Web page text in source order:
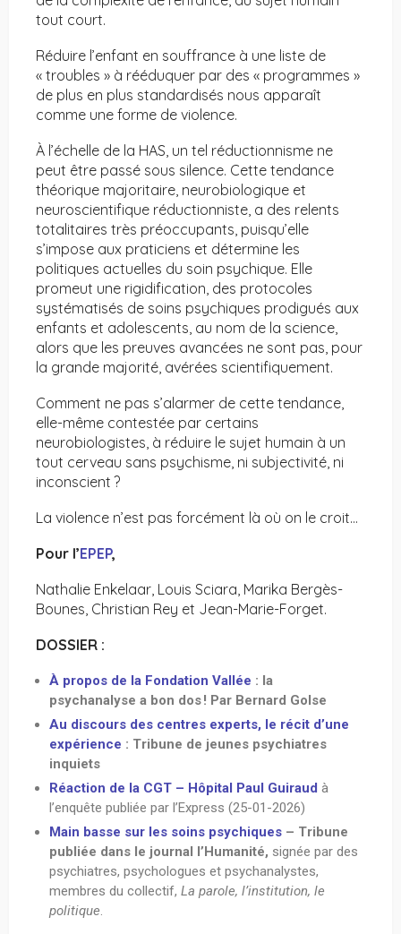
tout court.
Réduire l’enfant en souffrance à une liste de
« troubles » à rééduquer par des « programmes »
de plus en plus standardisés nous apparaît
comme une forme de violence.
À l’échelle de la HAS, un tel réductionnisme ne
peut être passé sous silence. Cette tendance
théorique majoritaire, neurobiologique et
neuroscientifique réductionniste, a des relents
totalitaires très préoccupants, puisqu’elle
s’impose aux praticiens et détermine les
politiques actuelles du soin psychique. Elle
promeut une rigidification, des protocoles
systématisés de soins psychiques prodigués aux
enfants et adolescents, au nom de la science,
alors que les preuves avancées ne sont pas, pour
la grande majorité, avérées scientifiquement.
Comment ne pas s’alarmer de cette tendance,
elle-même contestée par certains
neurobiologistes, à réduire le sujet humain à un
tout cerveau sans psychisme, ni subjectivité, ni
inconscient ?
La violence n’est pas forcément là où on le croit…
Pour l’EPEP,
Nathalie Enkelaar, Louis Sciara, Marika Bergès-
Bounes, Christian Rey et Jean-Marie-Forget.
DOSSIER :
À propos de la Fondation Vallée : la
psychanalyse a bon dos! Par Bernard Golse
Au discours des centres experts, le récit d’une
expérience : Tribune de jeunes psychiatres
inquiets
Réaction de la CGT – Hôpital Paul Guiraud à
l’enquête publiée par l’Express (25-01-2026)
Main basse sur les soins psychiques – Tribune
publiée dans le journal l’Humanité, signée par des
psychiatres, psychologues et psychanalystes,
membres du collectif, La parole, l’institution, le
politique.